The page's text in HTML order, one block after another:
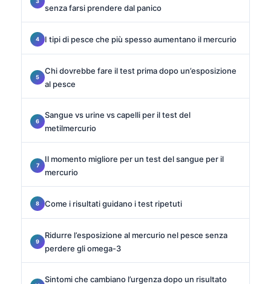
senza farsi prendere dal panico
I tipi di pesce che più spesso aumentano il mercurio
Chi dovrebbe fare il test prima dopo un’esposizione
al pesce
Sangue vs urine vs capelli per il test del
metilmercurio
Il momento migliore per un test del sangue per il
mercurio
Come i risultati guidano i test ripetuti
Ridurre l’esposizione al mercurio nel pesce senza
perdere gli omega-3
Sintomi che cambiano l’urgenza dopo un risultato